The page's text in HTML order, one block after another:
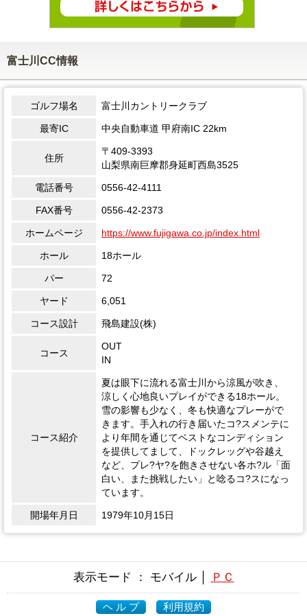
富士川CC情報
ゴルフ場名 富士川カントリークラブ
最寄IC 中央自動車道 甲府南IC 22km
住所
〒409-3393
山梨県南巨摩郡身延町西島3525
電話番号 0556-42-4111
FAX番号 0556-42-2373
ホームページ https://www.fujigawa.co.jp/index.html
ホール 18ホール
パー 72
ヤード 6,051
コース設計 飛島建設(株)
コース
OUT
IN
コース紹介
夏は眼下に流れる富士川から涼風が吹き、
涼しく心地良いプレイができる18ホール。
雪の影響も少なく、冬も快適なプレーがで
きます。手入れの行き届いたコ?スメンテに
より年間を通じてベストなコンディション
を提供してまして、ドックレッグや谷越え
など、プレ?ヤ?を飽きさせない各ホ?ル「面
白い、また挑戦したい」と唸るコ?スになっ
ています。
開場年月日 1979年10月15日
表示モード ： モバイル │ ＰＣ
ヘ ル プ 利用規約